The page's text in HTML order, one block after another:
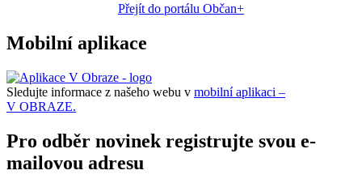
Přejít do portálu Občan+
Mobilní aplikace
Sledujte informace z našeho webu v mobilní aplikaci –
V OBRAZE.
Pro odběr novinek registrujte svou e-
mailovou adresu